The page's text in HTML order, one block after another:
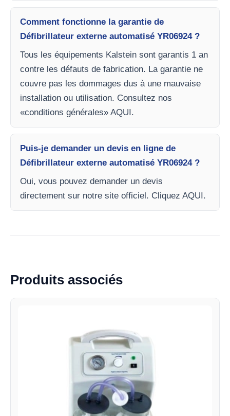
Comment fonctionne la garantie de
Défibrillateur externe automatisé YR06924 ?
Tous les équipements Kalstein sont garantis 1 an
contre les défauts de fabrication. La garantie ne
couvre pas les dommages dus à une mauvaise
installation ou utilisation. Consultez nos
«conditions générales» AQUI.
Puis-je demander un devis en ligne de
Défibrillateur externe automatisé YR06924 ?
Oui, vous pouvez demander un devis
directement sur notre site officiel. Cliquez AQUI.
Produits associés